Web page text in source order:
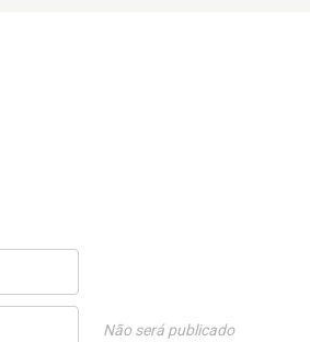
Não será publicado